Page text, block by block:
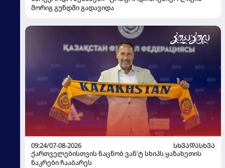
მორიგ გუნდში გადავიდა
09:24/07-08-2026
ᲡᲮᲕᲐᲓᲐᲡᲮᲕᲐ
ქართველებისთვის ნაცნობ ვან'ტ სხიპს ყაზახეთის
ნაკრები ჩააბარეს